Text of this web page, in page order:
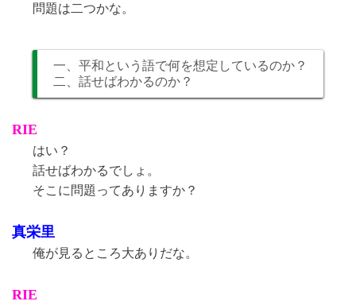
問題は二つかな。
一、平和という語で何を想定しているのか？
二、話せばわかるのか？
RIE
はい？
話せばわかるでしょ。
そこに問題ってありますか？
真栄里
俺が見るところ大ありだな。
RIE